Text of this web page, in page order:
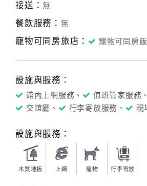
接送：無
餐飲服務： 無
寵物可同房旅店： 寵物可同房
設施與服務：
館內上網服務、 值班管家服務、
交誼廳、
行李寄放服務、 現
設施與服務：
木質地板 上網 寵物 行李寄放